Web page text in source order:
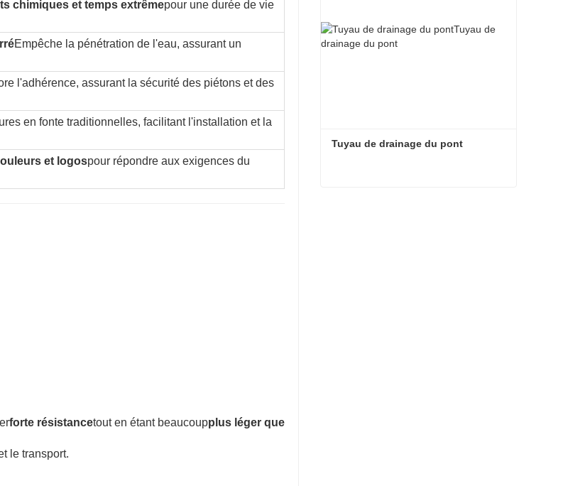
chimiques et temps extrêmepour une durée de vie
Empêche la pénétration de l'eau, assurant un
l'adhérence, assurant la sécurité des piétons et des
en fonte traditionnelles, facilitant l'installation et la
et logospour répondre aux exigences du
forte résistancetout en étant beaucoupplus léger que
le transport.
Tuyau de drainage du pont